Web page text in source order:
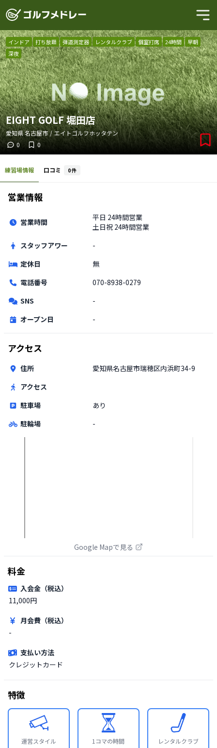
インドア 打ち放題 弾道測定器 レンタルクラブ 個室打席 24時間
早朝
深夜
EIGHT GOLF 堀田店
愛知県名古屋市 / エイトゴルフホッタテン
0
0
練習場情報 口コミ 0件
営業情報
営業時間 平日 24時間営業
土日祝 24時間営業
スタッフアワー
-
定休日
無
電話番号
070-8938-0279
SNS
-
オープン日
-
アクセス
住所
愛知県名古屋市瑞穂区内浜町34-9
アクセス
駐車場
あり
駐輪場
-
Google Mapで見る
料金
入会金（税込）
11,000円
月会費（税込）
-
支払い方法
クレジットカード
特徴
運営スタイル 1コマの時間 レンタルクラブ